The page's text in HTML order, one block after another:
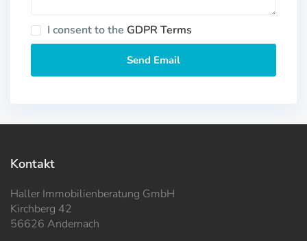
I consent to the GDPR Terms
Kontakt
Haller Immobilienberatung GmbH
Kirchberg 42
56626 Andernach